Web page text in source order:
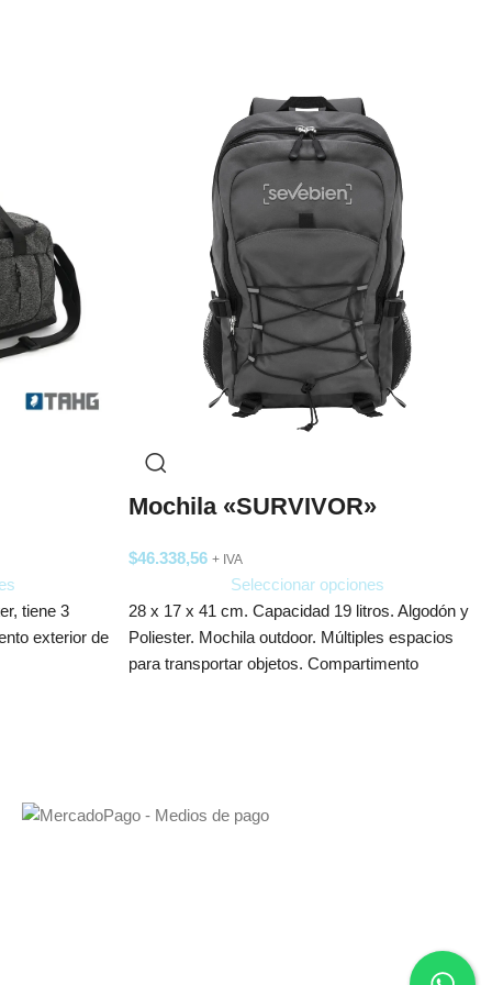
tiene 3
exterior de
Mochila «SURVIVOR»
$46.338,56 + IVA
Seleccionar opciones
28 x 17 x 41 cm. Capacidad 19 litros. Algodón y
Poliester. Mochila outdoor. Múltiples espacios
para transportar objetos. Compartimento